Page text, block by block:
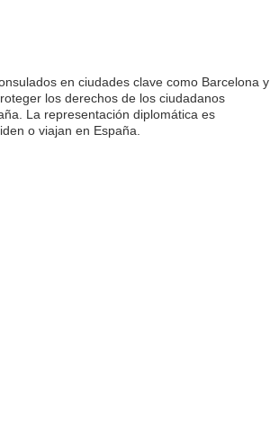
en ciudades clave como Barcelona y
los derechos de los ciudadanos
La representación diplomática es
o viajan en España.